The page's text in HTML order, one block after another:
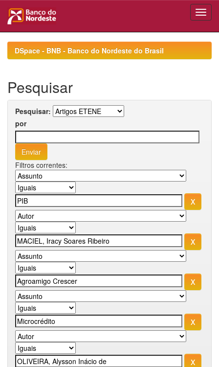
navigationDSpace - BNB - Banco do Nordeste do Brasil
Pesquisar
Pesquisar:
por
Filtros correntes: